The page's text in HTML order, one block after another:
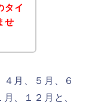
タイ
せ
月、５月、６
、１２月と、